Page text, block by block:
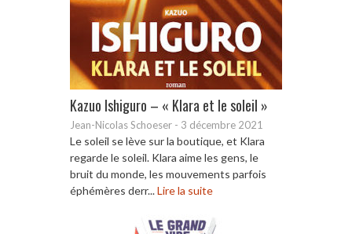
Kazuo Ishiguro – « Klara et le soleil »
Jean-Nicolas Schoeser - 3 décembre 2021
Le soleil se lève sur la boutique, et Klara
regarde le soleil. Klara aime les gens, le
bruit du monde, les mouvements parfois
éphémères derr...Lire la suite